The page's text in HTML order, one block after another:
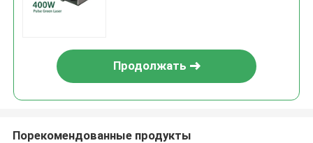
Продолжать
Порекомендованные продукты